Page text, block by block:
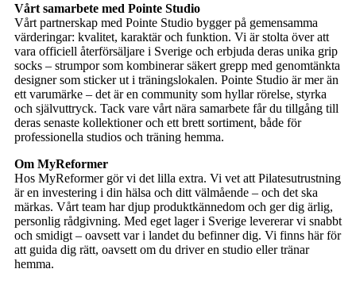
Vårt samarbete med Pointe Studio
Vårt partnerskap med Pointe Studio bygger på gemensamma
värderingar: kvalitet, karaktär och funktion. Vi är stolta över att
vara officiell återförsäljare i Sverige och erbjuda deras unika grip
socks – strumpor som kombinerar säkert grepp med genomtänkta
designer som sticker ut i träningslokalen. Pointe Studio är mer än
ett varumärke – det är en community som hyllar rörelse, styrka
och självuttryck. Tack vare vårt nära samarbete får du tillgång till
deras senaste kollektioner och ett brett sortiment, både för
professionella studios och träning hemma.
Om MyReformer
Hos MyReformer gör vi det lilla extra. Vi vet att Pilatesutrustning
är en investering i din hälsa och ditt välmående – och det ska
märkas. Vårt team har djup produktkännedom och ger dig ärlig,
personlig rådgivning. Med eget lager i Sverige levererar vi snabbt
och smidigt – oavsett var i landet du befinner dig. Vi finns här för
att guida dig rätt, oavsett om du driver en studio eller tränar
hemma.